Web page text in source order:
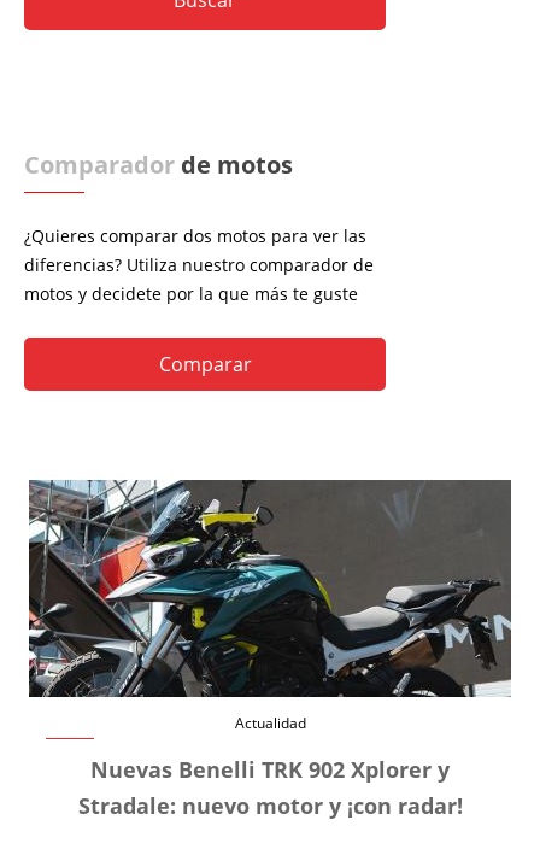
Comparador de motos
¿Quieres comparar dos motos para ver las
diferencias? Utiliza nuestro comparador de
motos y decidete por la que más te guste
Comparar
Actualidad
Nuevas Benelli TRK 902 Xplorer y
Stradale: nuevo motor y ¡con radar!